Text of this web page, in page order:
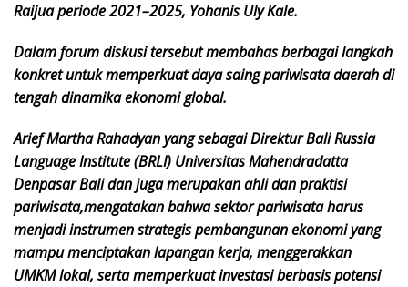
Raijua periode 2021–2025, Yohanis Uly Kale.
Dalam forum diskusi tersebut membahas berbagai langkah
konkret untuk memperkuat daya saing pariwisata daerah di
tengah dinamika ekonomi global.
Arief Martha Rahadyan yang sebagai Direktur Bali Russia
Language Institute (BRLI) Universitas Mahendradatta
Denpasar Bali dan juga merupakan ahli dan praktisi
pariwisata,mengatakan bahwa sektor pariwisata harus
menjadi instrumen strategis pembangunan ekonomi yang
mampu menciptakan lapangan kerja, menggerakkan
UMKM lokal, serta memperkuat investasi berbasis potensi